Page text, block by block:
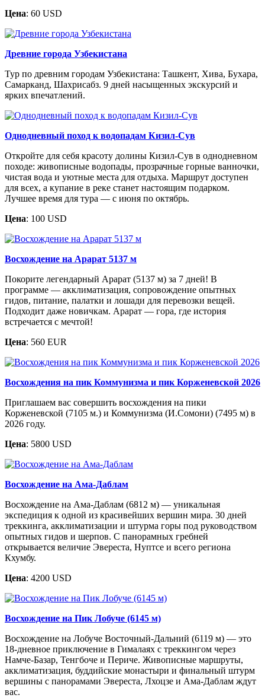
Цена: 60 USD
Древние города Узбекистана
Тур по древним городам Узбекистана: Ташкент, Хива, Бухара,
Самарканд, Шахрисабз. 9 дней насыщенных экскурсий и
ярких впечатлений.
Однодневный поход к водопадам Кизил-Сув
Откройте для себя красоту долины Кизил-Сув в однодневном
походе: живописные водопады, прозрачные горные ванночки,
чистая вода и уютные места для отдыха. Маршрут доступен
для всех, а купание в реке станет настоящим подарком.
Лучшее время для тура — с июня по октябрь.
Цена: 100 USD
Восхождение на Арарат 5137 м
Покорите легендарный Арарат (5137 м) за 7 дней! В
программе — акклиматизация, сопровождение опытных
гидов, питание, палатки и лошади для перевозки вещей.
Подходит даже новичкам. Арарат — гора, где история
встречается с мечтой!
Цена: 560 EUR
Восхождения на пик Коммунизма и пик Корженевской 2026
Приглашаем вас совершить восхождения на пики
Корженевской (7105 м.) и Коммунизма (И.Сомони) (7495 м) в
2026 году.
Цена: 5800 USD
Восхождение на Ама-Даблам
Восхождение на Ама-Даблам (6812 м) — уникальная
экспедиция к одной из красивейших вершин мира. 30 дней
треккинга, акклиматизации и штурма горы под руководством
опытных гидов и шерпов. С панорамных гребней
открывается величие Эвереста, Нуптсе и всего региона
Кхумбу.
Цена: 4200 USD
Восхождение на Пик Лобуче (6145 м)
Восхождение на Лобуче Восточный-Дальний (6119 м) — это
18-дневное приключение в Гималаях с треккингом через
Намче-Базар, Тенгбоче и Периче. Живописные маршруты,
акклиматизация, буддийские монастыри и финальный штурм
вершины с панорамами Эвереста, Лхоцзе и Ама-Даблам ждут
вас.